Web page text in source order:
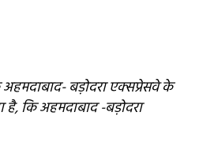
बड़ोदरा एक्सप्रेसवे के
कि अहमदाबाद -बड़ोदरा